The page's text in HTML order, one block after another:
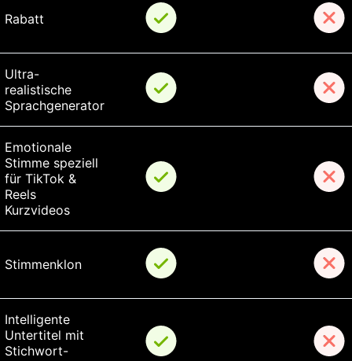
Rabatt
Ultra-
realistische
Sprachgenerator
Emotionale
Stimme speziell
für TikTok &
Reels
Kurzvideos
Stimmenklon
Intelligente
Untertitel mit
Stichwort-